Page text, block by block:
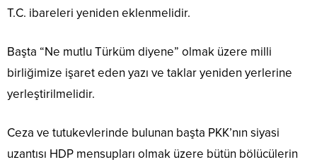
T.C. ibareleri yeniden eklenmelidir.
Başta “Ne mutlu Türküm diyene” olmak üzere milli
birliğimize işaret eden yazı ve taklar yeniden yerlerine
yerleştirilmelidir.
Ceza ve tutukevlerinde bulunan başta PKK’nın siyasi
uzantısı HDP mensupları olmak üzere bütün bölücülerin